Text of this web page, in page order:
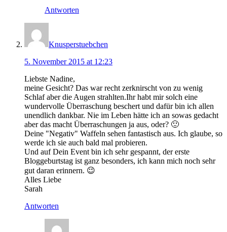
Antworten
Knusperstuebchen
5. November 2015 at 12:23
Liebste Nadine,
meine Gesicht? Das war recht zerknirscht von zu wenig
Schlaf aber die Augen strahlten.Ihr habt mir solch eine
wundervolle Überraschung beschert und dafür bin ich allen
unendlich dankbar. Nie im Leben hätte ich an sowas gedacht
aber das macht Überraschungen ja aus, oder? 🙂
Deine "Negativ" Waffeln sehen fantastisch aus. Ich glaube, so
werde ich sie auch bald mal probieren.
Und auf Dein Event bin ich sehr gespannt, der erste
Bloggeburtstag ist ganz besonders, ich kann mich noch sehr
gut daran erinnern. 😉
Alles Liebe
Sarah
Antworten